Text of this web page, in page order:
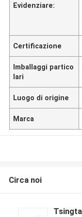
Evidenziare:
Certificazione
Imballaggi partico
lari
Luogo di origine
Marca
Circa noi